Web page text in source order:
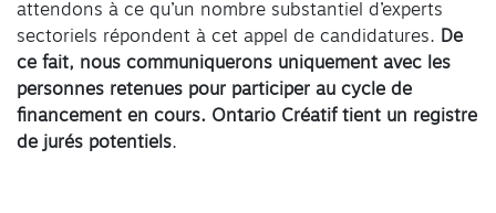
attendons à ce qu’un nombre substantiel d’experts
sectoriels répondent à cet appel de candidatures. De
ce fait, nous communiquerons uniquement avec les
personnes retenues pour participer au cycle de
financement en cours. Ontario Créatif tient un registre
de jurés potentiels.